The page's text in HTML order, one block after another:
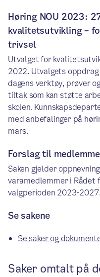
Høring NOU 2023:
kvalitetsutvikling –
trivsel
Utvalget for
2022. Utvalgets
dagens verktøy, prøver
tiltak som kan støtte
skolen.
med anbefalinger på
mars.
Forslag til
Saken gjelder
varamedlemmer i
valgperioden 2023-2027.
Se sakene
Se saker og
Saker omtalt på